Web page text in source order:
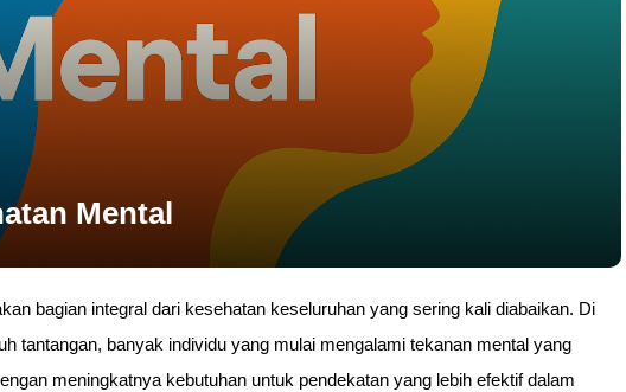
Mental
bagian integral dari kesehatan keseluruhan yang sering kali diabaikan. Di
tantangan, banyak individu yang mulai mengalami tekanan mental yang
meningkatnya kebutuhan untuk pendekatan yang lebih efektif dalam